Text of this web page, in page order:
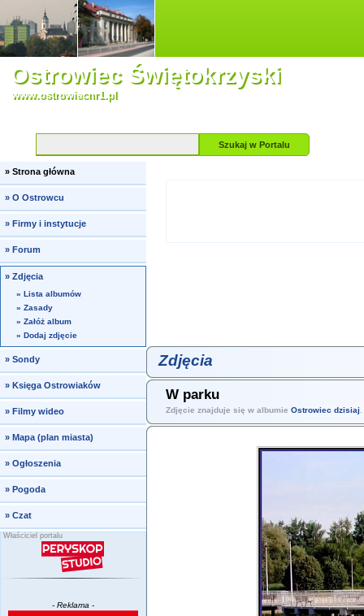
Ostrowiec Świętokrzyski
www.ostrowiecnr1.pl
Szukaj w Portalu
» Strona główna
» O Ostrowcu
» Firmy i instytucje
» Forum
»Zdjęcia
» Lista albumów
» Zasady
» Załóż album
» Dodaj zdjęcie
» Sondy
» Księga Ostrowiaków
» Filmy wideo
» Mapa (plan miasta)
» Ogłoszenia
» Pogoda
» Czat
Właściciel portalu
- Reklama -
Zdjęcia
W parku
Zdjęcie znajduje się w albumie Ostrowiec dzisiaj